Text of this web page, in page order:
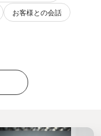
お客様との会話